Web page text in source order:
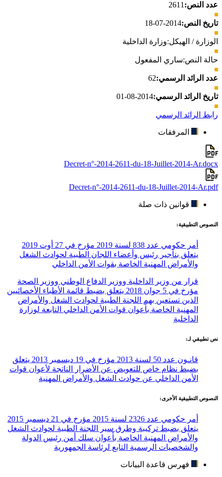
عدد النص: 2611
تاريخ النص:2014-07-18
الوزارة / الهيكل:وزارة الداخلية
حالة النص:ساري المفعول
عدد الرائد الرسمي:62
تاريخ الرائد الرسمي:2014-08-01
رابط الرائد الرسمي
المرفقات
Decret-n°-2014-2611-du-18-Juillet-2014-Ar.docx
Decret-n°-2014-2611-du-18-Juillet-2014-Ar.pdf
قوانين ذات صلة
النصوص التطبيقية:
أمر حكومي عدد 838 لسنة 2019 مؤرخ في 27 أوت 2019
يتعلق بتأجير رئيس وأعضاء اللجان الطبية لحوادث الشغل
والأمراض المهنية الخاصة بقوات الأمن الداخلي
قرار من وزير الداخلية ووزير الدفاع الوطني ووزير الصحة
مؤرخ في 5 جوان 2018 يتعلق بضبط قائمة الأطباء الأخصائيين
الذين تستعين بهم اللجنة الطبية لحوادث الشغل والأمراض
المهنية الخاصة بأعوان قوات الأمن الداخلي التابعة لوزارة
الداخلية
نص تطبيقي لـ:
قانـون عدد 50 لسنة 2013 مؤرخ في 19 ديسمبر 2013 يتعلق
بضبط نظام خاص للتعويض عن الأضرار الناتجة لأعوان قوات
الأمن الداخلي عن حوادث الشغل والأمراض المهنية
النصوص التطبيقية الأخرى:
أمر حكومي عدد 2326 لسنة 2015 مؤرخ في 21 ديسمبر 2015
يتعلق بضبط تركيبة وطرق سير اللجنة الطبية لحوادث الشغل
والأمراض المهنية الخاصة بأعوان سلك أمن رئيس الدولة
والشخصيات الرسمية التابع لرئاسة الجمهورية
فهرس قاعدة البيانات